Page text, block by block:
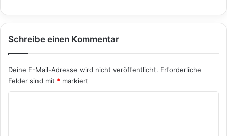
Schreibe einen Kommentar
Deine E-Mail-Adresse wird nicht veröffentlicht. Erforderliche
Felder sind mit * markiert